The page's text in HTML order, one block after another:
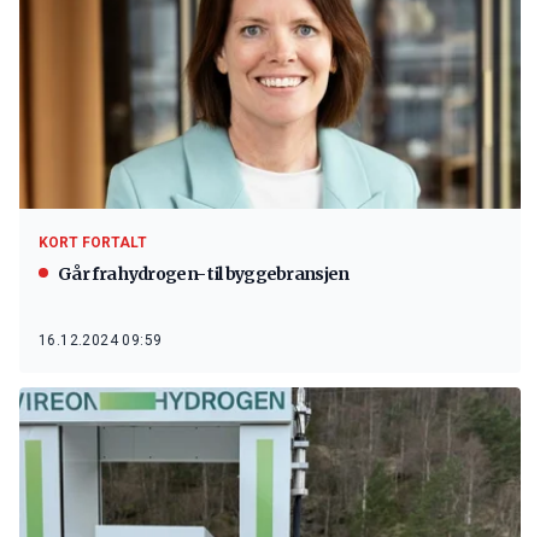
KORT FORTALT
Går fra hydrogen- til byggebransjen
16.12.2024 09:59